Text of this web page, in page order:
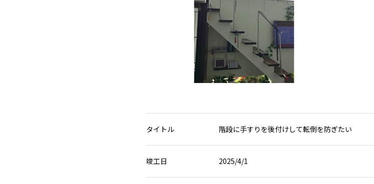
タイトル 階段に手すりを後付けして転倒を防ぎたい
竣工日 2025/4/1